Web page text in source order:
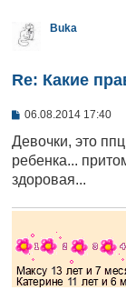
Buka
Re: Какие
С
о
б
щ
е
н
06.08.2014 17:40
Девочки, это
ребенка...
здоровая...